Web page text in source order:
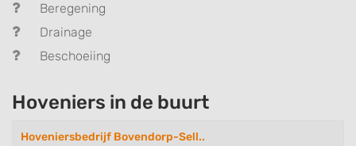
Beregening
Drainage
Beschoeiing
Hoveniers in de buurt
Hoveniersbedrijf Bovendorp-Sell..